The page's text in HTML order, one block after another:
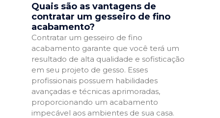
Quais são as vantagens de
contratar um gesseiro de fino
acabamento?
Contratar um gesseiro de fino
acabamento garante que você terá um
resultado de alta qualidade e sofisticação
em seu projeto de gesso. Esses
profissionais possuem habilidades
avançadas e técnicas aprimoradas,
proporcionando um acabamento
impecável aos ambientes de sua casa.